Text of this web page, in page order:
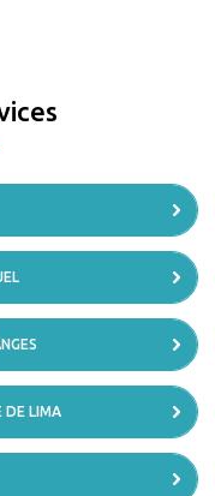
DE LIMA